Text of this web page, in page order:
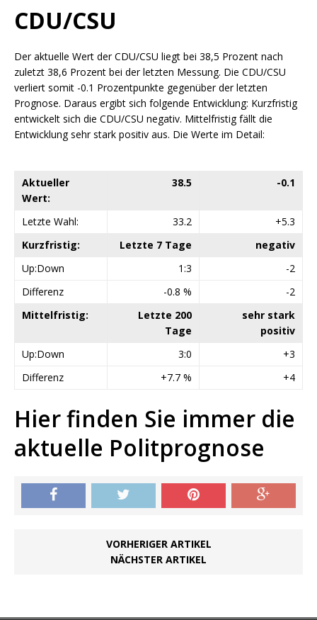
CDU/CSU
Der aktuelle Wert der CDU/CSU liegt bei 38,5 Prozent nach
zuletzt 38,6 Prozent bei der letzten Messung. Die CDU/CSU
verliert somit -0.1 Prozentpunkte gegenüber der letzten
Prognose. Daraus ergibt sich folgende Entwicklung: Kurzfristig
entwickelt sich die CDU/CSU negativ. Mittelfristig fällt die
Entwicklung sehr stark positiv aus. Die Werte im Detail:
Aktueller
Wert:
38.5 -0.1
Letzte Wahl: 33.2
+5.3
Kurzfristig:
Letzte 7 Tage
negativ
Up:Down
1:3
-2
Differenz
-0.8 %
-2
Mittelfristig:
Letzte 200
Tage
sehr stark
positiv
Up:Down
3:0
+3
Differenz
+7.7 % +4
Hier finden Sie immer die
aktuelle Politprognose
VORHERIGER ARTIKEL
NÄCHSTER ARTIKEL